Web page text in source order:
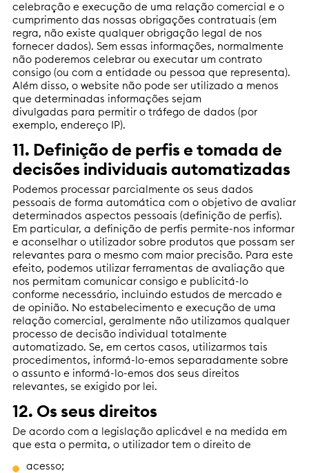
celebração e execução de uma relação comercial e o
cumprimento das nossas obrigações contratuais (em
regra, não existe qualquer obrigação legal de nos
fornecer dados). Sem essas informações, normalmente
não poderemos celebrar ou executar um contrato
consigo (ou com a entidade ou pessoa que representa).
Além disso, o website não pode ser utilizado a menos
que determinadas informações sejam
divulgadas para permitir o tráfego de dados (por
exemplo, endereço IP).
11. Definição de perfis e tomada de
decisões individuais automatizadas
Podemos processar parcialmente os seus dados
pessoais de forma automática com o objetivo de avaliar
determinados aspectos pessoais (definição de perfis).
Em particular, a definição de perfis permite-nos informar
e aconselhar o utilizador sobre produtos que possam ser
relevantes para o mesmo com maior precisão. Para este
efeito, podemos utilizar ferramentas de avaliação que
nos permitam comunicar consigo e publicitá-lo
conforme necessário, incluindo estudos de mercado e
de opinião. No estabelecimento e execução de uma
relação comercial, geralmente não utilizamos qualquer
processo de decisão individual totalmente
automatizado. Se, em certos casos, utilizarmos tais
procedimentos, informá-lo-emos separadamente sobre
o assunto e informá-lo-emos dos seus direitos
relevantes, se exigido por lei.
12. Os seus direitos
De acordo com a legislação aplicável e na medida em
que esta o permita, o utilizador tem o direito de
acesso;